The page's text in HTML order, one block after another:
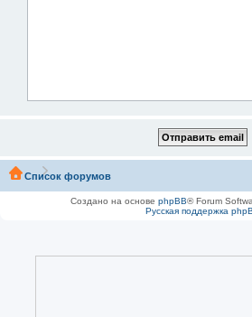
Список форумов
Создано на основе phpBB® Forum
Русская поддержка